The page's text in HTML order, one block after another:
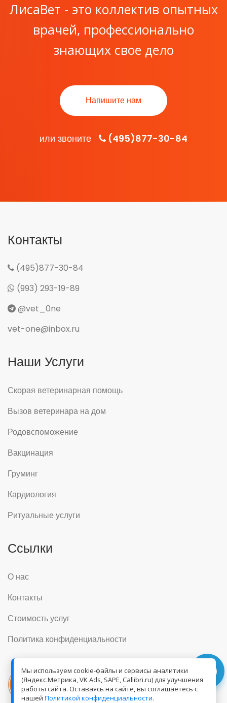
ЛисаВет - это коллектив опытных
врачей, профессионально
знающих свое дело
Напишите нам
или звоните (495)877-30-84
Мы используем cookie-файлы и сервисы аналитики
(Яндекс.Метрика, VK Ads, SAPE, Callibri.ru) для улучшения
работы сайта. Оставаясь на сайте, вы соглашаетесь с
нашейПолитикой конфиденциальности.
Контакты
(495)877-30-84
(993) 293-19-89
@vet_0ne
vet-one@inbox.ru
Наши Услуги
Скорая ветеринарная помощь
Вызов ветеринара на дом
Родовспоможение
Вакцинация
Груминг
Кардиология
Ритуальные услуги
Ссылки
О нас
Контакты
Стоимость услуг
Политика конфиденциальности